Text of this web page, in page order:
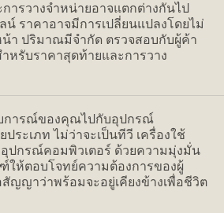
ารวางจำหน่ายอาจแตกต่างกันไป
ราคาอาจมีการเปลี่ยนแปลงโดยไม่
น้า ปริมาณมีจำกัด ตรวจสอบกับผู้ค้า
รับราคาสุดท้ายและการวาง
การณ์ของคุณไปกับอุปกรณ์
ประเภท ไม่ว่าจะเป็นทีวี เครื่องใช้
ปกรณ์คอมพิวเตอร์ ด้วยความมุ่งมั่น
ห้ตอบโจทย์ความต้องการของผู้
สัญญาว่าพร้อมจะอยู่เคียงข้างเพื่อชีวิต